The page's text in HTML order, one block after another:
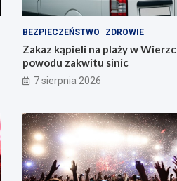
BEZPIECZEŃSTWO ZDROWIE
Zakaz kąpieli na plaży w
powodu zakwitu sinic
7 sierpnia 2026